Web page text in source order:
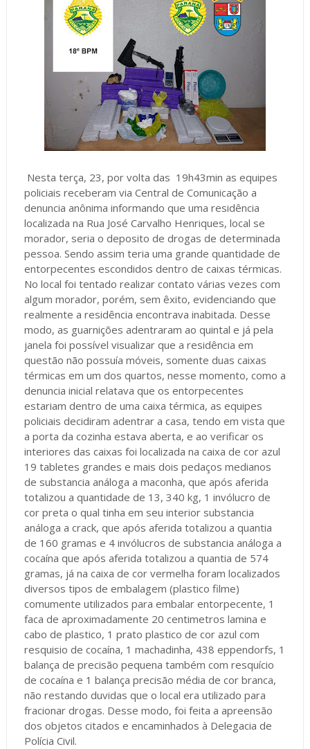
Nesta terça, 23, por volta das 19h43min as equipes
policiais receberam via Central de Comunicação a
denuncia anônima informando que uma residência
localizada na Rua José Carvalho Henriques, local se
morador, seria o deposito de drogas de determinada
pessoa. Sendo assim teria uma grande quantidade de
entorpecentes escondidos dentro de caixas térmicas.
No local foi tentado realizar contato várias vezes com
algum morador, porém, sem êxito, evidenciando que
realmente a residência encontrava inabitada. Desse
modo, as guarnições adentraram ao quintal e já pela
janela foi possível visualizar que a residência em
questão não possuía móveis, somente duas caixas
térmicas em um dos quartos, nesse momento, como a
denuncia inicial relatava que os entorpecentes
estariam dentro de uma caixa térmica, as equipes
policiais decidiram adentrar a casa, tendo em vista que
a porta da cozinha estava aberta, e ao verificar os
interiores das caixas foi localizada na caixa de cor azul
19 tabletes grandes e mais dois pedaços medianos
de substancia análoga a maconha, que após aferida
totalizou a quantidade de 13, 340 kg, 1 invólucro de
cor preta o qual tinha em seu interior substancia
análoga a crack, que após aferida totalizou a quantia
de 160 gramas e 4 invólucros de substancia análoga a
cocaína que após aferida totalizou a quantia de 574
gramas, já na caixa de cor vermelha foram localizados
diversos tipos de embalagem (plastico filme)
comumente utilizados para embalar entorpecente, 1
faca de aproximadamente 20 centimetros lamina e
cabo de plastico, 1 prato plastico de cor azul com
resquisio de cocaína, 1 machadinha, 438 eppendorfs, 1
balança de precisão pequena também com resquício
de cocaína e 1 balança precisão média de cor branca,
não restando duvidas que o local era utilizado para
fracionar drogas. Desse modo, foi feita a apreensão
dos objetos citados e encaminhados à Delegacia de
Polícia Civil.